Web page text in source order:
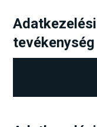
tevékenység